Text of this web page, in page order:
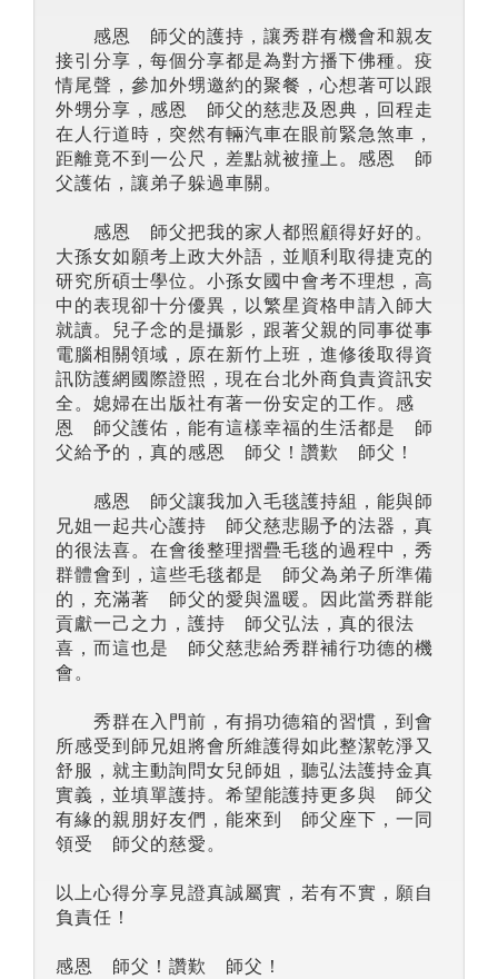
感恩 師父的護持，讓秀群有機會和親友
接引分享，每個分享都是為對方播下佛種。疫
情尾聲，參加外甥邀約的聚餐，心想著可以跟
外甥分享，感恩 師父的慈悲及恩典，回程走
在人行道時，突然有輛汽車在眼前緊急煞車，
距離竟不到一公尺，差點就被撞上。感恩 師
父護佑，讓弟子躲過車關。
感恩 師父把我的家人都照顧得好好的。
大孫女如願考上政大外語，並順利取得捷克的
研究所碩士學位。小孫女國中會考不理想，高
中的表現卻十分優異，以繁星資格申請入師大
就讀。兒子念的是攝影，跟著父親的同事從事
電腦相關領域，原在新竹上班，進修後取得資
訊防護網國際證照，現在台北外商負責資訊安
全。媳婦在出版社有著一份安定的工作。感
恩 師父護佑，能有這樣幸福的生活都是 師
父給予的，真的感恩 師父！讚歎 師父！
感恩 師父讓我加入毛毯護持組，能與師
兄姐一起共心護持 師父慈悲賜予的法器，真
的很法喜。在會後整理摺疊毛毯的過程中，秀
群體會到，這些毛毯都是 師父為弟子所準備
的，充滿著 師父的愛與溫暖。因此當秀群能
貢獻一己之力，護持 師父弘法，真的很法
喜，而這也是 師父慈悲給秀群補行功德的機
會。
秀群在入門前，有捐功德箱的習慣，到會
所感受到師兄姐將會所維護得如此整潔乾淨又
舒服，就主動詢問女兒師姐，聽弘法護持金真
實義，並填單護持。希望能護持更多與 師父
有緣的親朋好友們，能來到 師父座下，一同
領受 師父的慈愛。
以上心得分享見證真誠屬實，若有不實，願自
負責任！
感恩 師父！讚歎 師父！